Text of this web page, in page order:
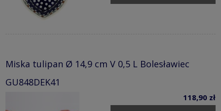
Miska tulipan Ø 14,9 cm V 0,5 L Bolesławiec
GU848DEK41
118,90 zł